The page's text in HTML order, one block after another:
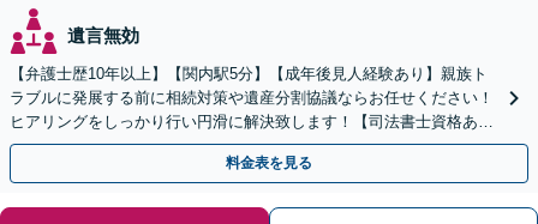
遺言無効
【弁護士歴10年以上】【関内駅5分】【成年後見人経験あり】親族ト
ラブルに発展する前に相続対策や遺産分割協議ならお任せください！
ヒアリングをしっかり行い円滑に解決致します！【司法書士資格あ
り】【子連れ相談可】【夜間/休日対応可】
料金表を見る